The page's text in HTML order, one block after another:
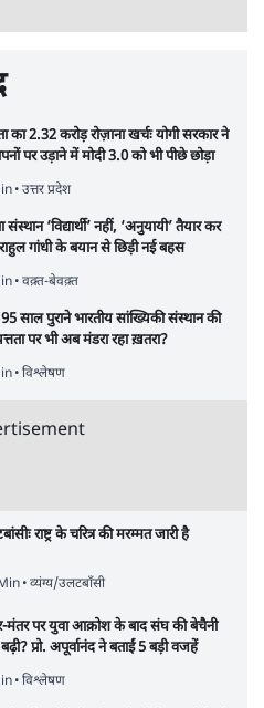
का 2.32 करोड़ रोज़ाना खर्चः योगी सरकार ने
पर उड़ाने में मोदी 3.0 को भी पीछे छोड़ा
• उत्तर प्रदेश
संस्थान ‘विद्यार्थी’ नहीं, ‘अनुयायी’ तैयार कर
गांधी के बयान से छिड़ी नई बहस
• वक़्त-बेवक़्त
साल पुराने भारतीय सांख्यिकी संस्थान की
पर भी अब मंडरा रहा ख़तरा?
• विश्लेषण
राष्ट्र के चरित्र की मरम्मत जारी है
• व्यंग्य/उलटबाँसी
मंतर पर युवा आक्रोश के बाद संघ की बेचैनी
प्रो. अपूर्वानंद ने बताईं 5 बड़ी वजहें
• विश्लेषण